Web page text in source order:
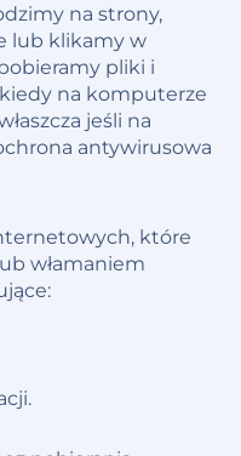
na strony,
lub klikamy w
pliki i
na komputerze
jeśli na
antywirusowa
które
włamaniem